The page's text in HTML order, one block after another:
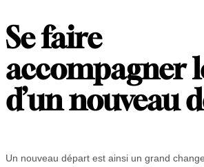
Se faire
accompagner
d’un nouveau
Un nouveau départ est ainsi un grand